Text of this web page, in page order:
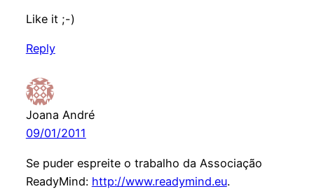
Like it ;-)
Reply
Joana André
09/01/2011
Se puder espreite o trabalho da Associação
ReadyMind: http://www.readymind.eu.